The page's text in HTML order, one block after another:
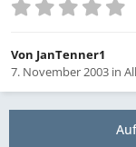
Von JanTenner1
7. November 2003 in